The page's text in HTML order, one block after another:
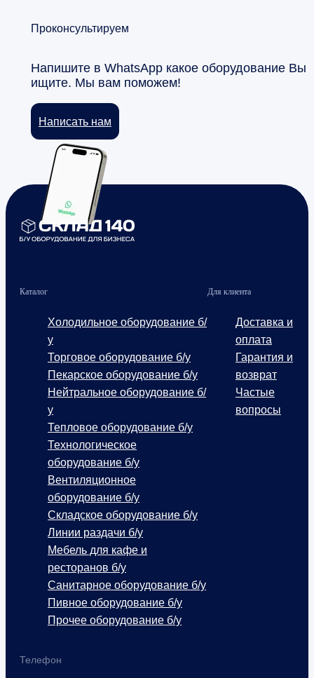
Проконсультируем
Напишите в WhatsApp какое оборудование Вы
ищите. Мы вам поможем!
Написать нам
Телефон
Каталог
Холодильное оборудование б/
у
Торговое оборудование б/у
Пекарское оборудование б/у
Нейтральное оборудование б/
у
Тепловое оборудование б/у
Технологическое
оборудование б/у
Вентиляционное
оборудование б/у
Складское оборудование б/у
Линии раздачи б/у
Мебель для кафе и
ресторанов б/у
Санитарное оборудование б/у
Пивное оборудование б/у
Прочее оборудование б/у
Для клиента
Доставка и
оплата
Гарантия и
возврат
Частые
вопросы